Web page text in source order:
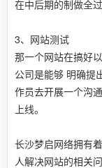
在中后期的制做全
3、网站测试
那一个网站在搞好
公司是能够 明确提
作员去开展一个沟
上线。
长沙梦启网络拥有
人解决网站的相关